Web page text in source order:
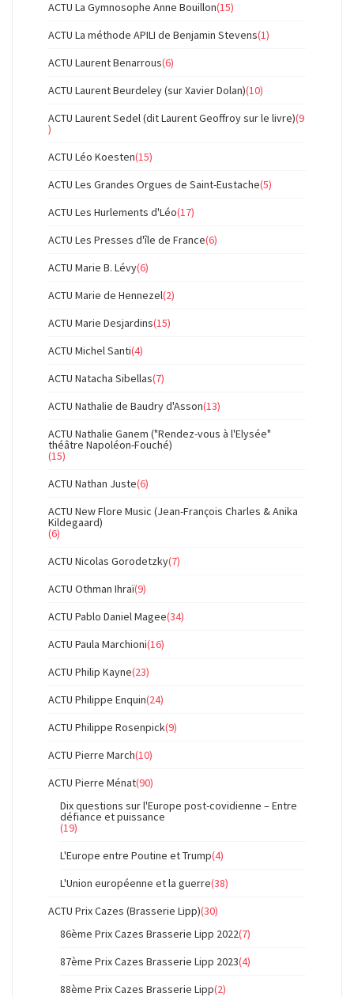
ACTU La Gymnosophe Anne Bouillon(15)
ACTU La méthode APILI de Benjamin Stevens(1)
ACTU Laurent Benarrous(6)
ACTU Laurent Beurdeley (sur Xavier Dolan)(10)
ACTU Laurent Sedel (dit Laurent Geoffroy sur le livre)(9
)
ACTU Léo Koesten(15)
ACTU Les Grandes Orgues de Saint-Eustache(5)
ACTU Les Hurlements d'Léo(17)
ACTU Les Presses d'île de France(6)
ACTU Marie B. Lévy(6)
ACTU Marie de Hennezel(2)
ACTU Marie Desjardins(15)
ACTU Michel Santi(4)
ACTU Natacha Sibellas(7)
ACTU Nathalie de Baudry d'Asson(13)
ACTU Nathalie Ganem ("Rendez-vous à l'Elysée"
théâtre Napoléon-Fouché)
(15)
ACTU Nathan Juste(6)
ACTU New Flore Music (Jean-François Charles & Anika
Kildegaard)
(6)
ACTU Nicolas Gorodetzky(7)
ACTU Othman Ihraï(9)
ACTU Pablo Daniel Magee(34)
ACTU Paula Marchioni(16)
ACTU Philip Kayne(23)
ACTU Philippe Enquin(24)
ACTU Philippe Rosenpick(9)
ACTU Pierre March(10)
ACTU Pierre Ménat(90)
Dix questions sur l'Europe post-covidienne – Entre
défiance et puissance
(19)
L'Europe entre Poutine et Trump(4)
L'Union européenne et la guerre(38)
ACTU Prix Cazes (Brasserie Lipp)(30)
86ème Prix Cazes Brasserie Lipp 2022(7)
87ème Prix Cazes Brasserie Lipp 2023(4)
88ème Prix Cazes Brasserie Lipp(2)